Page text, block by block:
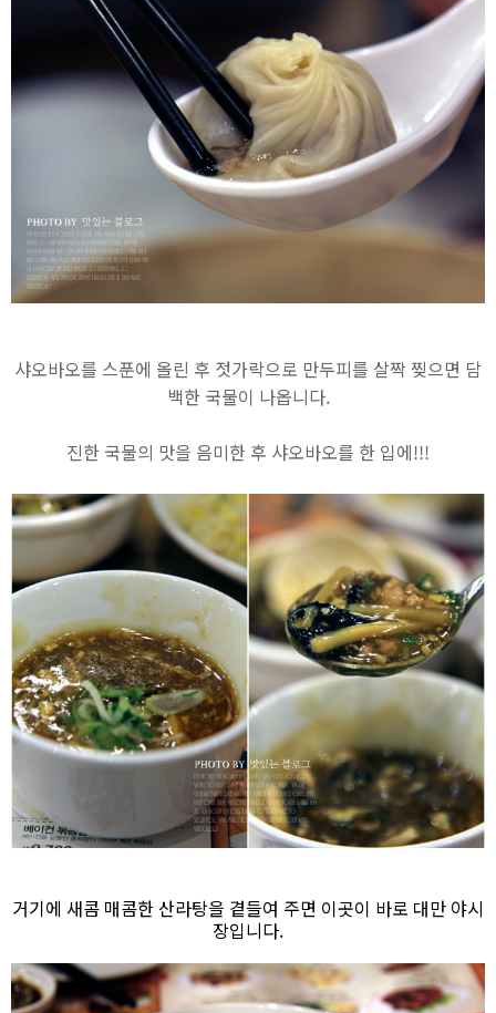
샤오바오를 스푼에 올린 후 젓가락으로 만두피를 살짝 찢으면 담
백한 국물이 나옵니다.
진한 국물의 맛을 음미한 후 샤오바오를 한 입에!!!
거기에 새콤 매콤한 산라탕을 곁들여 주면 이곳이 바로 대만 야시
장입니다.